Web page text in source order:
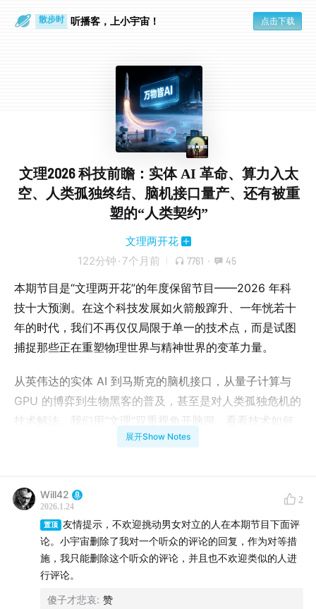
通勤路上 听播客，上小宇宙！ 点击下载
文理2026 科技前瞻：实体 AI 革命、算力入太
空、人类孤独终结、脑机接口量产、还有被重
塑的“人类契约”
文理两开花
122分钟 · 7个月前 7761 · 45
本期节目是“文理两开花”的年度保留节目——2026 年科
技十大预测。在这个科技发展如火箭般蹿升、一年恍若十
年的时代，我们不再仅仅局限于单一的技术点，而是试图
捕捉那些正在重塑物理世界与精神世界的变革力量。
从英伟达的实体 AI 到马斯克的脑机接口，从量子计算与
GPU 的博弈到生物黑客的普及，甚至是对人类孤独危机的
技术解法。我们用“文理”双重视角开脑洞，看看技术如何
作为新的“契约基础设施”进入实体经济，以及人类如何在
时间戳：
00:40开场：万物皆 AI，科技发展的“火箭速度”与
2026 年的宏观背景。
08:16预测一：实体 AI (Physical AI) 革命——世界模
型与机器人的物理觉醒。
展开Show Notes
Will42
2026.1.24
2
置顶
友情提示，不欢迎挑动男女对立的人在本期节目下面评
论。小宇宙删除了我对一个听众的评论的回复，作为对等措
施，我只能删除这个听众的评论，并且也不欢迎类似的人进
行评论。
傻子才悲哀: 赞